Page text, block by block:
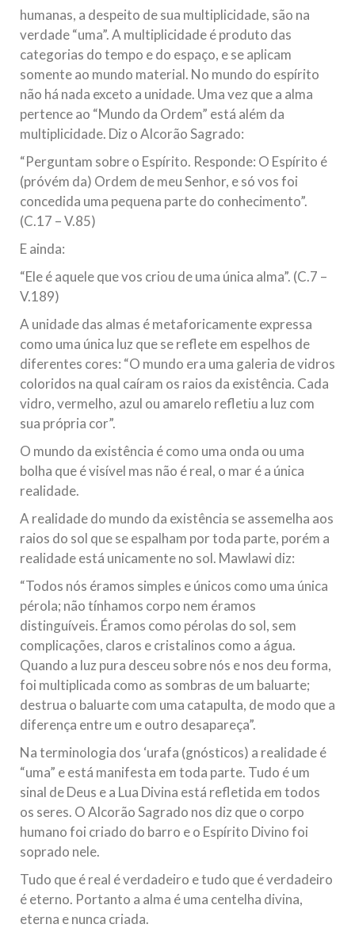
humanas, a despeito de sua multiplicidade, são na
verdade “uma”. A multiplicidade é produto das
categorias do tempo e do espaço, e se aplicam
somente ao mundo material. No mundo do espírito
não há nada exceto a unidade. Uma vez que a alma
pertence ao “Mundo da Ordem” está além da
multiplicidade. Diz o Alcorão Sagrado:
“Perguntam sobre o Espírito. Responde: O Espírito é
(próvém da) Ordem de meu Senhor, e só vos foi
concedida uma pequena parte do conhecimento”.
(C.17 – V.85)
E ainda:
“Ele é aquele que vos criou de uma única alma”. (C.7 –
V.189)
A unidade das almas é metaforicamente expressa
como uma única luz que se reflete em espelhos de
diferentes cores: “O mundo era uma galeria de vidros
coloridos na qual caíram os raios da existência. Cada
vidro, vermelho, azul ou amarelo refletiu a luz com
sua própria cor”.
O mundo da existência é como uma onda ou uma
bolha que é visível mas não é real, o mar é a única
realidade.
A realidade do mundo da existência se assemelha aos
raios do sol que se espalham por toda parte, porém a
realidade está unicamente no sol. Mawlawi diz:
“Todos nós éramos simples e únicos como uma única
pérola; não tínhamos corpo nem éramos
distinguíveis. Éramos como pérolas do sol, sem
complicações, claros e cristalinos como a água.
Quando a luz pura desceu sobre nós e nos deu forma,
foi multiplicada como as sombras de um baluarte;
destrua o baluarte com uma catapulta, de modo que a
diferença entre um e outro desapareça”.
Na terminologia dos ‘urafa (gnósticos) a realidade é
“uma” e está manifesta em toda parte. Tudo é um
sinal de Deus e a Lua Divina está refletida em todos
os seres. O Alcorão Sagrado nos diz que o corpo
humano foi criado do barro e o Espírito Divino foi
soprado nele.
Tudo que é real é verdadeiro e tudo que é verdadeiro
é eterno. Portanto a alma é uma centelha divina,
eterna e nunca criada.